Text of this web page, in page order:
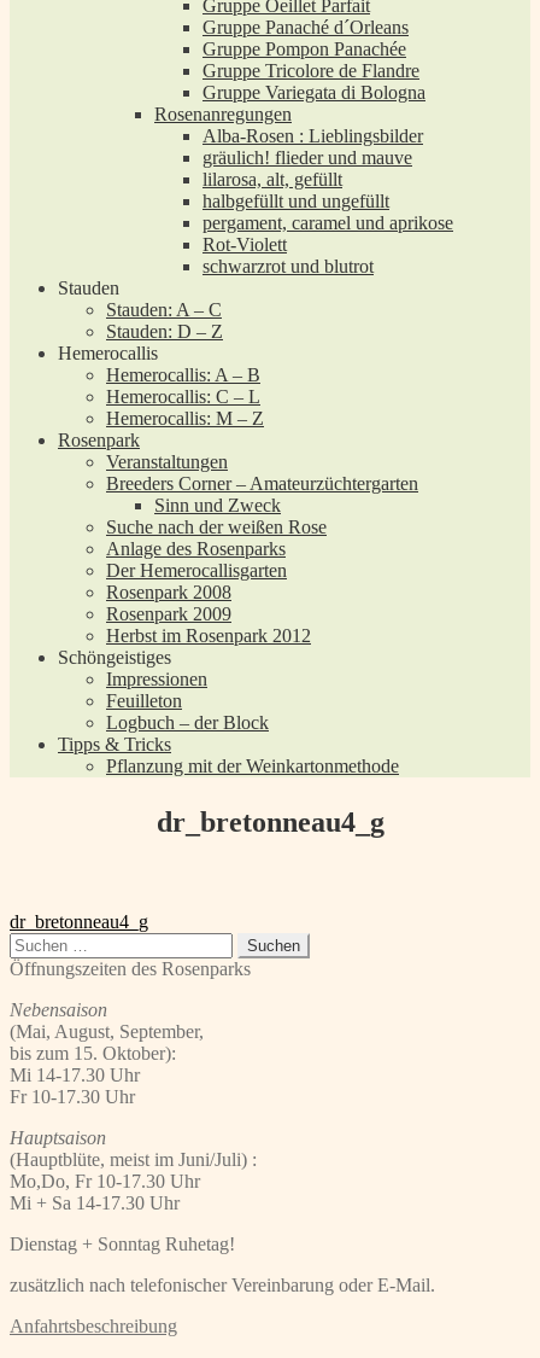
Gruppe Oeillet Parfait
Gruppe Panaché d´Orleans
Gruppe Pompon Panachée
Gruppe Tricolore de Flandre
Gruppe Variegata di Bologna
Rosenanregungen
Alba-Rosen : Lieblingsbilder
gräulich! flieder und mauve
lilarosa, alt, gefüllt
halbgefüllt und ungefüllt
pergament, caramel und aprikose
Rot-Violett
schwarzrot und blutrot
Stauden
Stauden: A – C
Stauden: D – Z
Hemerocallis
Hemerocallis: A – B
Hemerocallis: C – L
Hemerocallis: M – Z
Rosenpark
Veranstaltungen
Breeders Corner – Amateurzüchtergarten
Sinn und Zweck
Suche nach der weißen Rose
Anlage des Rosenparks
Der Hemerocallisgarten
Rosenpark 2008
Rosenpark 2009
Herbst im Rosenpark 2012
Schöngeistiges
Impressionen
Feuilleton
Logbuch – der Block
Tipps & Tricks
Pflanzung mit der Weinkartonmethode
dr_bretonneau4_g
Beitragsnavigation
Vorheriger
Beitrag:
dr_bretonneau4_g
Suchen
nach:
Öffnungszeiten des Rosenparks
Nebensaison
(Mai, August, September,
bis zum 15. Oktober):
Mi 14-17.30 Uhr
Fr 10-17.30 Uhr
Hauptsaison
(Hauptblüte, meist im Juni/Juli) :
Mo,Do, Fr 10-17.30 Uhr
Mi + Sa 14-17.30 Uhr
Dienstag + Sonntag Ruhetag!
zusätzlich nach telefonischer Vereinbarung oder E-Mail.
Anfahrtsbeschreibung